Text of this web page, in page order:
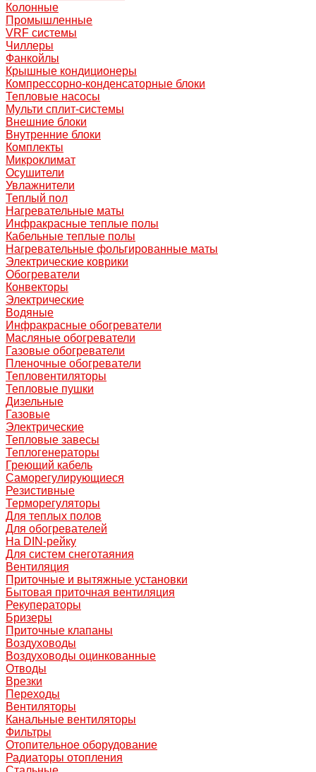
Колонные
Промышленные
VRF системы
Чиллеры
Фанкойлы
Крышные кондиционеры
Компрессорно-конденсаторные блоки
Тепловые насосы
Мульти сплит-системы
Внешние блоки
Внутренние блоки
Комплекты
Микроклимат
Осушители
Увлажнители
Теплый пол
Нагревательные маты
Инфракрасные теплые полы
Кабельные теплые полы
Нагревательные фольгированные маты
Электрические коврики
Обогреватели
Конвекторы
Электрические
Водяные
Инфракрасные обогреватели
Масляные обогреватели
Газовые обогреватели
Пленочные обогреватели
Тепловентиляторы
Тепловые пушки
Дизельные
Газовые
Электрические
Тепловые завесы
Теплогенераторы
Греющий кабель
Саморегулирующиеся
Резистивные
Терморегуляторы
Для теплых полов
Для обогревателей
На DIN-рейку
Для систем снеготаяния
Вентиляция
Приточные и вытяжные установки
Бытовая приточная вентиляция
Рекуператоры
Бризеры
Приточные клапаны
Воздуховоды
Воздуховоды оцинкованные
Отводы
Врезки
Переходы
Вентиляторы
Канальные вентиляторы
Фильтры
Отопительное оборудование
Радиаторы отопления